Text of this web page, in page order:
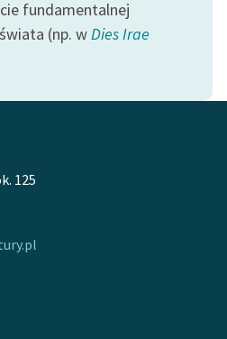
fundamentalnej
(np. wDies Irae
125